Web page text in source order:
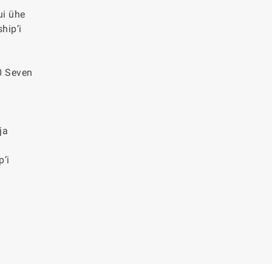
ühe
Seven